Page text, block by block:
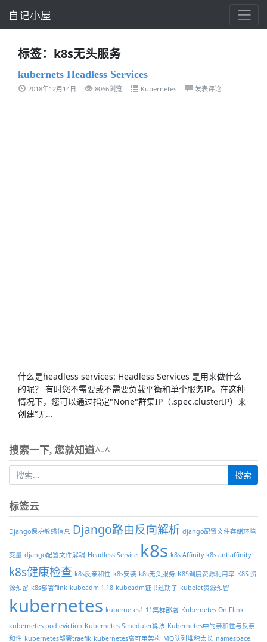
自记小屋
标签：k8s无头服务
kubernets Headless Services
2018年12月14日 8066浏览 Kubernetes 发表评论
什么是headless services: Headless Services 是用来做什么
的呢？ 有时您不需要或不需要负载平衡和单个服务IP。在这种
情况下，您可以通过指定"None"群集IP（.spec.clusterIP）来
创建“无…
搜索一下, 您就知道^-^
标签云
Django保护敏感信息 Django路由反向解析 django配置文件存储环境
变量 django配置文件解耦 Headless Service k8s k8s Affinity k8s antiaffinity
k8s健康检查 k8s反亲和性 k8s安装 k8s无头服务 K8S调度资源利用率 K8S 资
源预留 k8s部署flink kubeadm 1.18 kubeadm证书过期了 kubelet资源预留
kubernetes kubernetes1.11集群部署 Kubernetes On Flink
kubernetes pod eviction Kubernetes Scheduler算法 Kubernetes中的亲和性与反亲
和性 kubernetes部署traefik kubernetes高可用架构 MQ队列堆积太长 namespace